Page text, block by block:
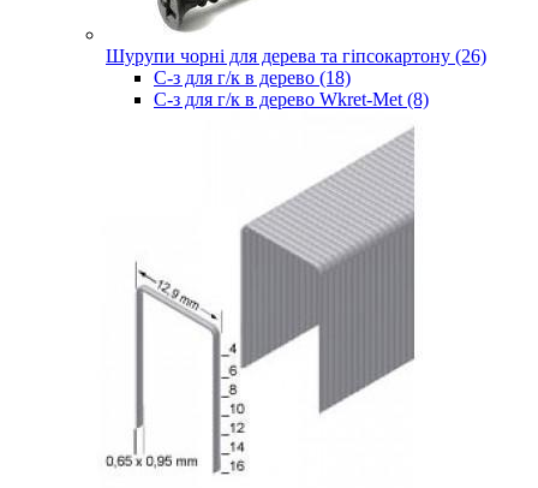
Шурупи чорні для дерева та гіпсокартону (26)
С-з для г/к в дерево (18)
С-з для г/к в дерево Wkret-Met (8)